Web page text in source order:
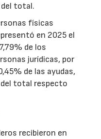
total.
físicas
en 2025 el
de los
jurídicas, por
de las ayudas,
del total respecto
recibieron en